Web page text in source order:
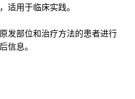
适用于临床实践。
发部位和治疗方法的患者进行
信息。